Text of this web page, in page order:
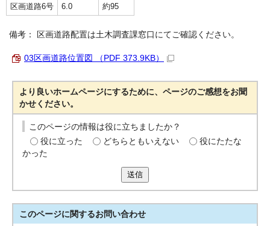
区画道路6号
6.0 約95
備考： 区画道路配置は土木調査課窓口にてご確認ください。
03区画道路位置図 （PDF 373.9KB）
より良いホームページにするために、ページのご感想をお聞
かせください。
このページの情報は役に立ちましたか？
役に立った
どちらともいえない
役にたたな
かった
送信
このページに関するお問い合わせ